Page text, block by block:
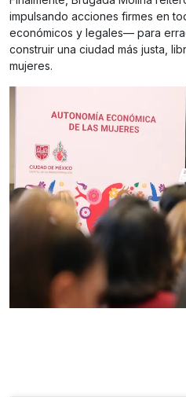
impulsando acciones firmes en
económicos y legales— para
construir una ciudad más justa,
mujeres.